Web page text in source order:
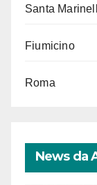
Santa
Fiumicino
Roma
News da